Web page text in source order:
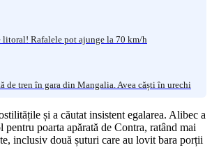
litoral! Rafalele pot ajunge la 70 km/h
de tren în gara din Mangalia. Avea căști în urechi
și a căutat insistent egalarea. Alibec a
poarta apărată de Contra, ratând mai
inclusiv două șuturi care au lovit bara porții